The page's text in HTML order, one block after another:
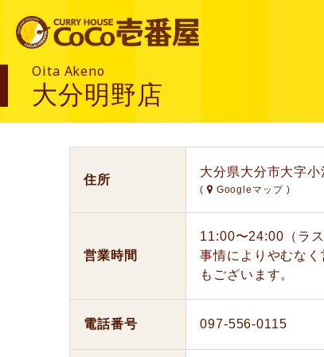
Oita Akeno
大分明野店
住所
大分県大分市大字
( Googleマップ )
営業時間
11:00〜24:00（ラ
事情によりやむな
もございます。
電話番号 097-556-0115